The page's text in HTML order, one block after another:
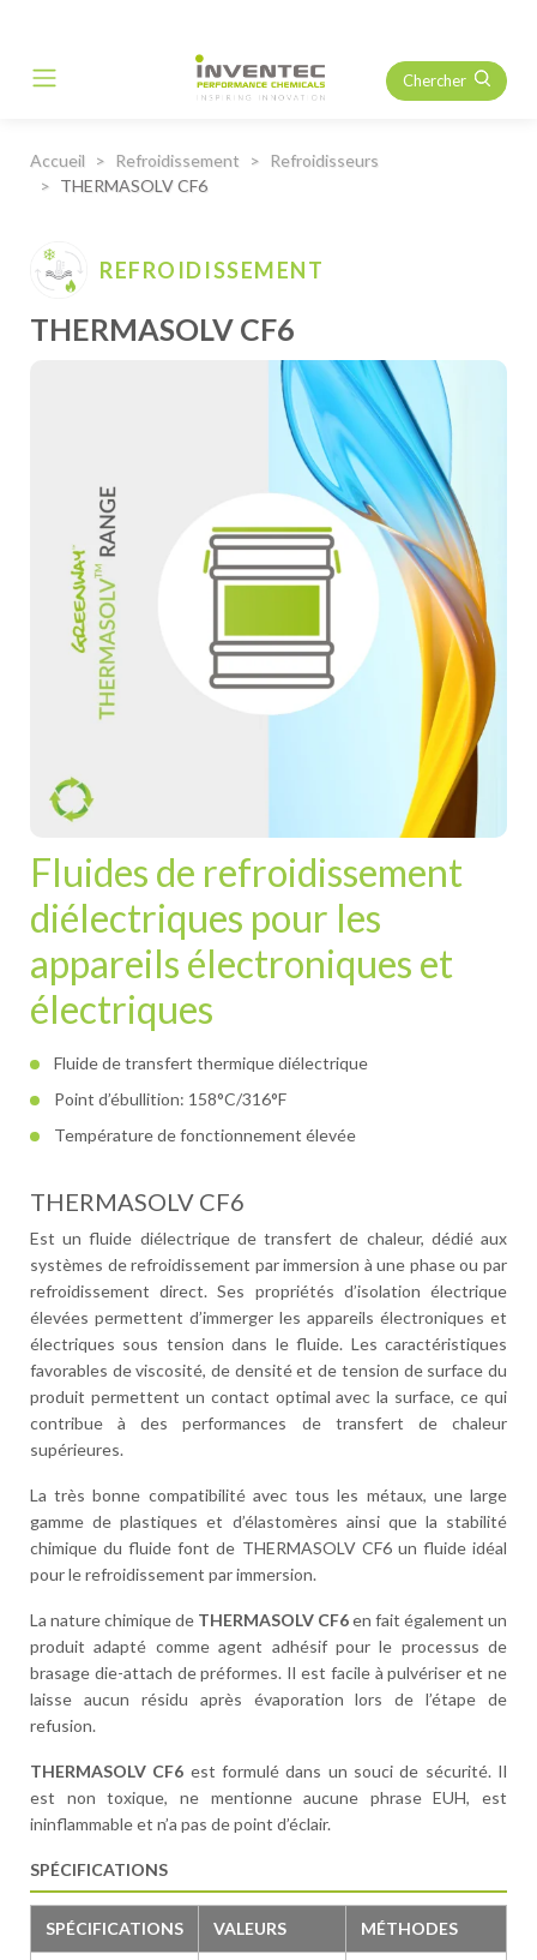
Main Navigation Chercher
Accueil Refroidissement
Refroidisseurs
THERMASOLV CF6
REFROIDISSEMENT
THERMASOLV CF6
Fluides de refroidissement
diélectriques pour les
appareils électroniques et
électriques
Fluide de transfert thermique diélectrique
Point d’ébullition: 158°C/316°F
Température de fonctionnement élevée
THERMASOLV CF6
Est un fluide diélectrique de transfert de chaleur, dédié aux
systèmes de refroidissement par immersion à une phase ou par
refroidissement direct. Ses propriétés d’isolation électrique
élevées permettent d’immerger les appareils électroniques et
électriques sous tension dans le fluide. Les caractéristiques
favorables de viscosité, de densité et de tension de surface du
produit permettent un contact optimal avec la surface, ce qui
contribue à des performances de transfert de chaleur
supérieures.
La très bonne compatibilité avec tous les métaux, une large
gamme de plastiques et d’élastomères ainsi que la stabilité
chimique du fluide font de THERMASOLV CF6 un fluide idéal
pour le refroidissement par immersion.
La nature chimique de THERMASOLV CF6en fait également un
produit adapté comme agent adhésif pour le processus de
brasage die-attach de préformes. Il est facile à pulvériser et ne
laisse aucun résidu après évaporation lors de l’étape de
refusion.
THERMASOLV CF6 est formulé dans un souci de sécurité. Il
est non toxique, ne mentionne aucune phrase EUH, est
ininflammable et n’a pas de point d’éclair.
SPÉCIFICATIONS
SPÉCIFICATIONS VALEURS MÉTHODES